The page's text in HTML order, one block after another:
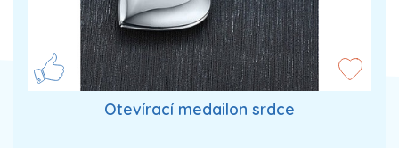
Otevírací medailon srdce